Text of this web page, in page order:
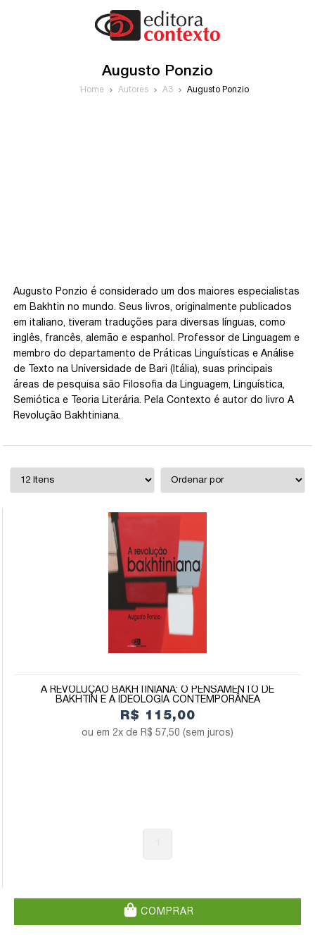
Augusto Ponzio
Home Autores A3 Augusto Ponzio
Augusto Ponzio é considerado um dos maiores especialistas
em Bakhtin no mundo. Seus livros, originalmente publicados
em italiano, tiveram traduções para diversas línguas, como
inglês, francês, alemão e espanhol. Professor de Linguagem e
membro do departamento de Práticas Linguísticas e Análise
de Texto na Universidade de Bari (Itália), suas principais
áreas de pesquisa são Filosofia da Linguagem, Linguística,
Semiótica e Teoria Literária. Pela Contexto é autor do livro A
Revolução Bakhtiniana.
A REVOLUÇÃO BAKHTINIANA: O PENSAMENTO DE
BAKHTIN E A IDEOLOGIA CONTEMPORÂNEA
R$ 115,00
2x de R$ 57,50 (sem juros)
COMPRAR